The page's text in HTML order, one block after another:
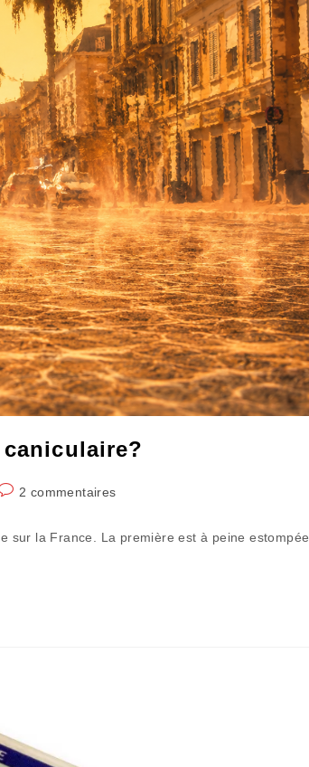
2 commentaires
sur la France. La première est à peine estompée